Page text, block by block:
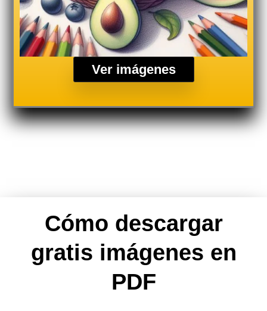
Ver imágenes
Cómo descargar
gratis imágenes en
PDF